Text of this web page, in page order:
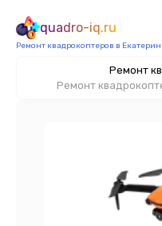
quadro-iq.ru
Ремонт квадрокоптеров в
Ремонт
Ремонт